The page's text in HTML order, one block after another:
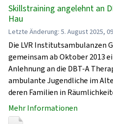
Skillstraining angelehnt an
Hau
Letzte Änderung: 5. August 2025,
Die LVR Institutsambulanzen
gemeinsam ab Oktober 2013
Anlehnung an die DBT-A
ambulante Jugendliche im
deren Familien in
Mehr Informationen